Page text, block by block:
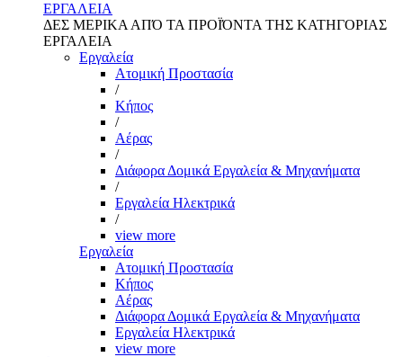
ΕΡΓΑΛΕΙΑ
ΔΕΣ ΜΕΡΙΚΑ ΑΠΌ ΤΑ ΠΡΟΪΌΝΤΑ ΤΗΣ ΚΑΤΗΓΟΡΙΑΣ
ΕΡΓΑΛΕΙΑ
Εργαλεία
Aτομική Προστασία
/
Kήπος
/
Αέρας
/
Διάφορα Δομικά Εργαλεία & Μηχανήματα
/
Εργαλεία Ηλεκτρικά
/
view more
Εργαλεία
Aτομική Προστασία
Kήπος
Αέρας
Διάφορα Δομικά Εργαλεία & Μηχανήματα
Εργαλεία Ηλεκτρικά
view more